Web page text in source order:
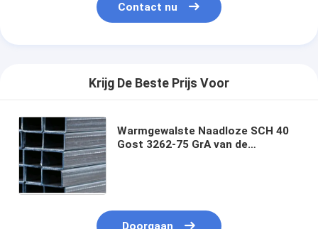
Contact nu
Krijg De Beste Prijs Voor
Warmgewalste Naadloze SCH 40
Gost 3262-75 GrA van de
Doorgaan